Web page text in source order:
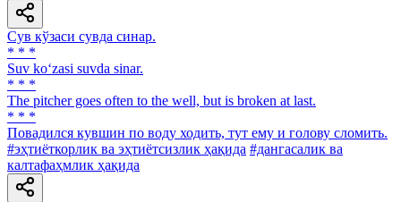
Сув кўзаси сувда синар.
* * *
Suv ko‘zasi suvda sinar.
* * *
The pitcher goes often to the well, but is broken at last.
* * *
Повадился кувшин по воду ходить, тут ему и голову сломить.
#эҳтиёткорлик ва эҳтиётсизлик ҳақида #дангасалик ва
калтафаҳмлик ҳақида